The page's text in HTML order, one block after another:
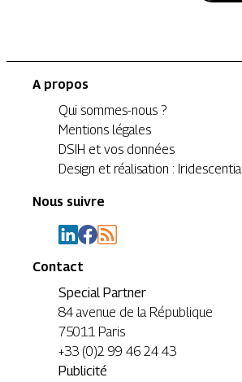
A propos
Qui sommes-nous ?
Mentions légales
DSIH et vos données
Design et réalisation : Iridescentia
Nous suivre
Contact
Special Partner
84 avenue de la République
75011 Paris
+33 (0)2 99 46 24 43
Publicité